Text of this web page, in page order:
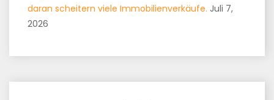
daran scheitern viele Immobilienverkäufe. Juli 7,
2026